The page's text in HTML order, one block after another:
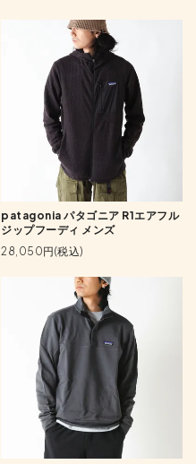
patagonia パタゴニア R1エアフル
ジップフーディ メンズ
28,050円(税込)